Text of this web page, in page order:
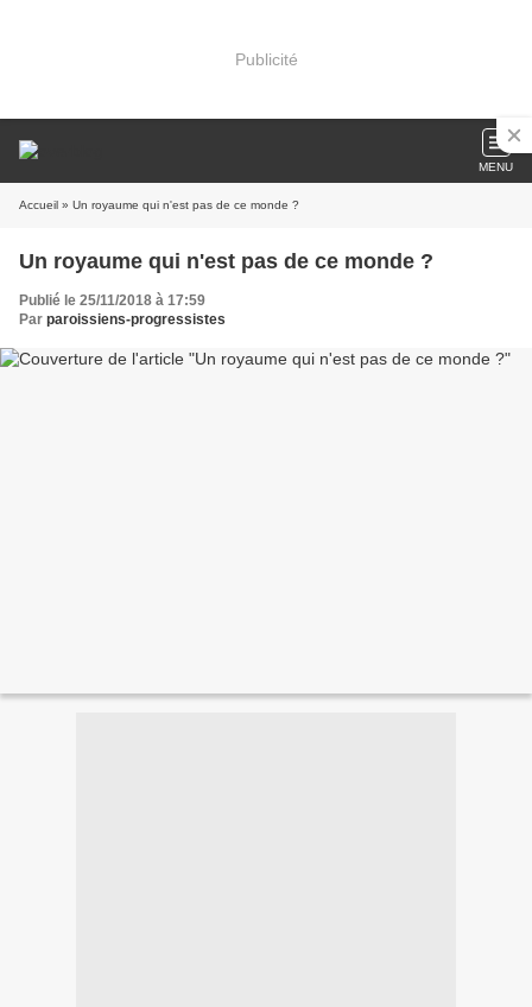
Publicité
MENU
Accueil » Un royaume qui n'est pas de ce monde ?
Un royaume qui n'est pas de ce monde ?
Publié le 25/11/2018 à 17:59
Par paroissiens-progressistes